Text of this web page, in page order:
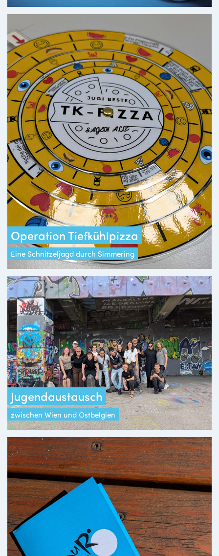
Operation Tiefkühlpizza
Eine Schnitzeljagd durch Simmering
Jugendaustausch
zwischen Wien und Ostbelgien